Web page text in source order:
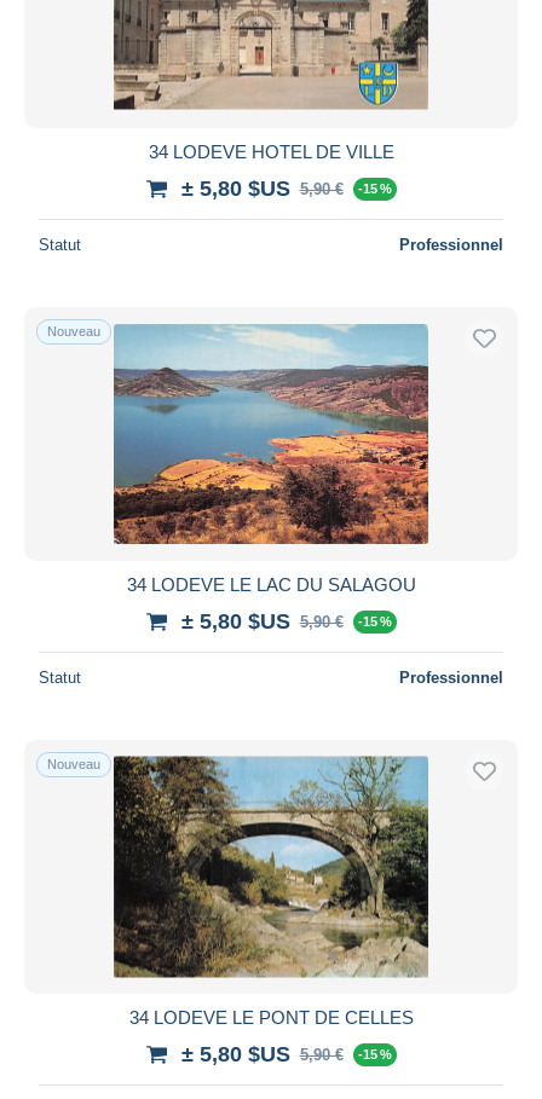
Appliquer
34 LODEVE HOTEL DE VILLE
± 5,80 $US 5,90 € -15 %
Statut Professionnel
Nouveau
34 LODEVE LE LAC DU SALAGOU
± 5,80 $US 5,90 € -15 %
Statut Professionnel
Nouveau
34 LODEVE LE PONT DE CELLES
± 5,80 $US 5,90 € -15 %